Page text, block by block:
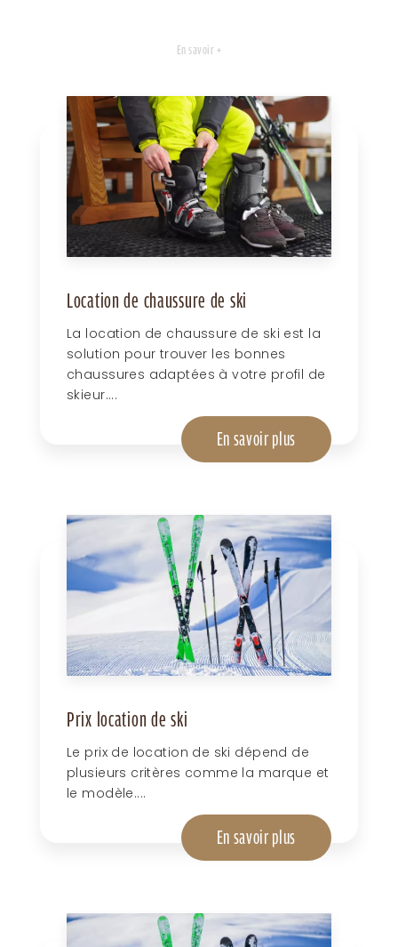
En savoir +
Location de chaussure de ski
La location de chaussure de ski est la
solution pour trouver les bonnes
chaussures adaptées à votre profil de
skieur....
En savoir plus
Prix location de ski
Le prix de location de ski dépend de
plusieurs critères comme la marque et
le modèle....
En savoir plus